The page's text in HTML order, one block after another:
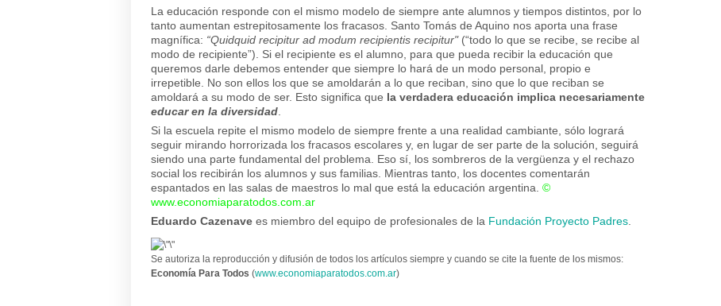
La educación responde con el mismo modelo de siempre ante alumnos y tiempos distintos, por lo
tanto aumentan estrepitosamente los fracasos. Santo Tomás de Aquino nos aporta una frase
magnífica: “Quidquid recipitur ad modum recipientis recipitur"(“todo lo que se recibe, se recibe al
modo de recipiente”). Si el recipiente es el alumno, para que pueda recibir la educación que
queremos darle debemos entender que siempre lo hará de un modo personal, propio e
irrepetible. No son ellos los que se amoldarán a lo que reciban, sino que lo que reciban se
amoldará a su modo de ser. Esto significa que la verdadera educación implica necesariamente
educar en la diversidad
Si la escuela repite el mismo modelo de siempre frente a una realidad cambiante, sólo logrará
seguir mirando horrorizada los fracasos escolares y, en lugar de ser parte de la solución, seguirá
siendo una parte fundamental del problema. Eso sí, los sombreros de la vergüenza y el rechazo
social los recibirán los alumnos y sus familias. Mientras tanto, los docentes comentarán
espantados en las salas de maestros lo mal que está la educación argentina. ©
www.economiaparatodos.com.ar
Eduardo Cazenave es miembro del equipo de profesionales de la Fundación Proyecto Padres
Se autoriza la reproducción y difusión de todos los artículos siempre y cuando se cite la fuente de los mismos:
Economía Para Todos (www.economiaparatodos.com.ar)